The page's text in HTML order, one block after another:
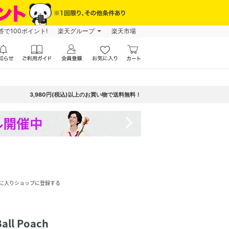
で100ポイント! 楽天グループ 楽天市場
3,980円(税込)以上のお買い物で送料無料！
入りショップに登録する
Poach